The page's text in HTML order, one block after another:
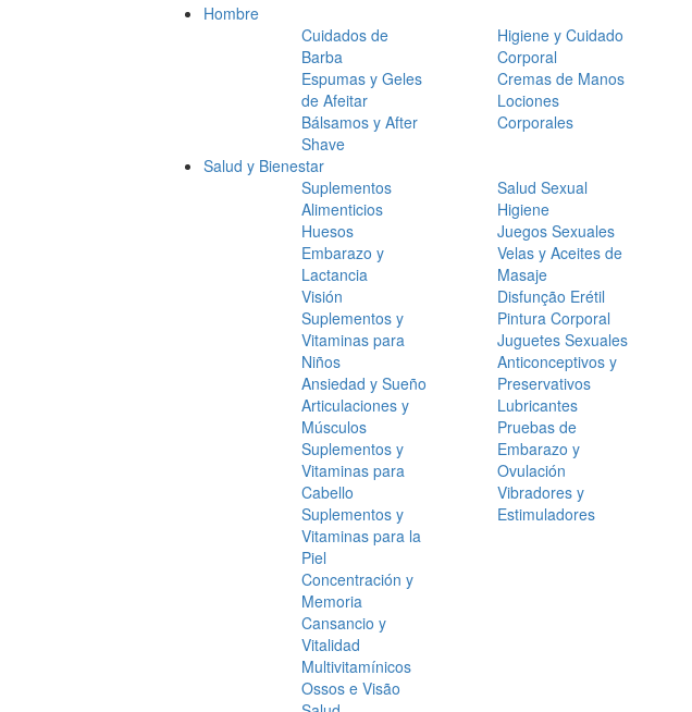
Hombre
Cuidados de
Barba
Espumas y Geles
de Afeitar
Bálsamos y After
Shave
Higiene y Cuidado
Corporal
Cremas de Manos
Lociones
Corporales
Salud y Bienestar
Suplementos
Alimenticios
Huesos
Embarazo y
Lactancia
Visión
Suplementos y
Vitaminas para
Niños
Ansiedad y Sueño
Articulaciones y
Músculos
Suplementos y
Vitaminas para
Cabello
Suplementos y
Vitaminas para la
Piel
Concentración y
Memoria
Cansancio y
Vitalidad
Multivitamínicos
Ossos e Visão
Salud Sexual
Higiene
Juegos Sexuales
Velas y Aceites de
Masaje
Disfunção Erétil
Pintura Corporal
Juguetes Sexuales
Anticonceptivos y
Preservativos
Lubricantes
Pruebas de
Embarazo y
Ovulación
Vibradores y
Estimuladores